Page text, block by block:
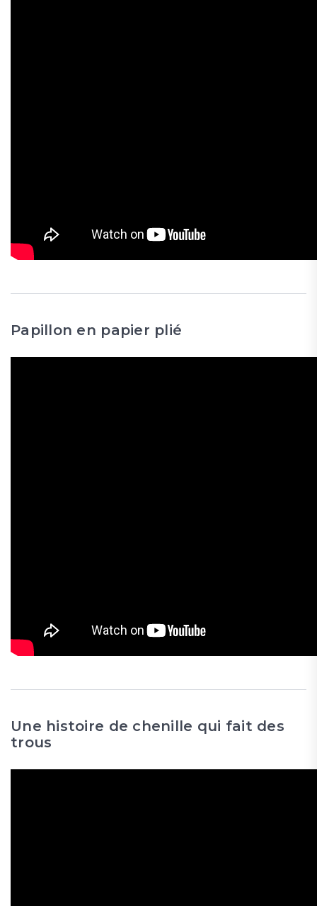
Papillon en papier plié
Une histoire de chenille qui fait des
trous